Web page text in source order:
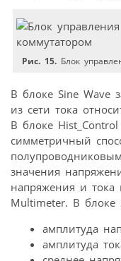
Рис. 15. Блок
В блоке Sine Wave
из сети тока
В блоке
симметричный
значения
напряжения и тока
Multimeter. В блоке
амплитуда
амплитуда